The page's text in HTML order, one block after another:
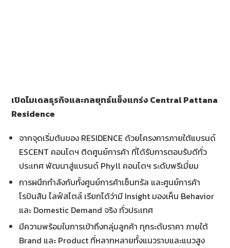
เปิดโมเดลธุรกิจและกลยุทธ์แข็งแกร่ง Central Pattana
Residence
จากจุดเริ่มต้นของ RESIDENCE ด้วยโครงการภายใต้แบรนด์
ESCENT คอนโดฯ ติดศูนย์การค้า ที่ได้รับการตอบรับดีทั่ว
ประเทศ พัฒนาสู่แบรนด์ Phyll คอนโดฯ ระดับพรีเมี่ยม
การผนึกกำลังกับทั้งศูนย์การค้าเซ็นทรัล และศูนย์การค้า
โรบินสัน ไลฟ์สไตล์ เรียกได้ว่ามี Insight มองเห็น Behavior
และ Domestic Demand จริง ทั่วประเทศ
มีความพร้อมในการเข้าถึงกลุ่มลูกค้า ทุกระดับราคา ภายใต้
Brand และ Product ที่หลากหลายทั้งแนวราบและแนวสูง